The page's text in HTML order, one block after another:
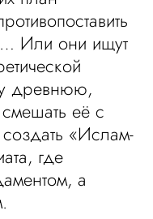
Или они ищут
древнюю,
её с
«Ислам-
где
а